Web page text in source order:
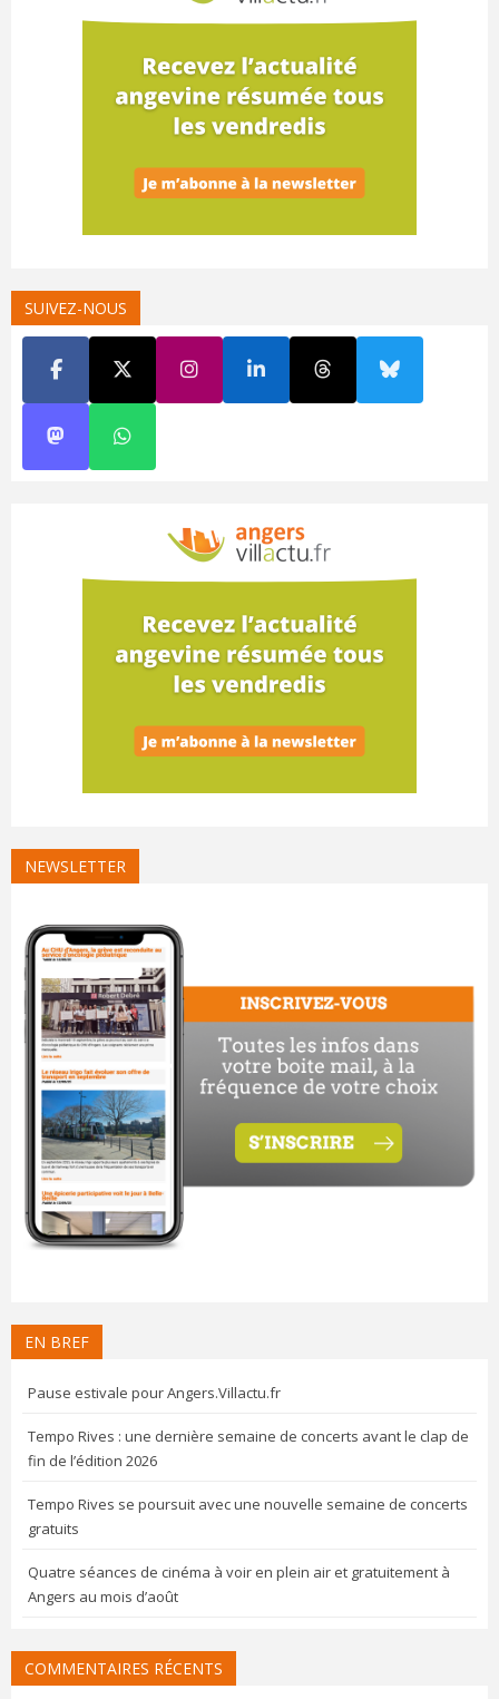
SUIVEZ-NOUS
NEWSLETTER
EN BREF
Pause estivale pour Angers.Villactu.fr
Tempo Rives : une dernière semaine de concerts avant le clap de
fin de l’édition 2026
Tempo Rives se poursuit avec une nouvelle semaine de concerts
gratuits
Quatre séances de cinéma à voir en plein air et gratuitement à
Angers au mois d’août
COMMENTAIRES RÉCENTS